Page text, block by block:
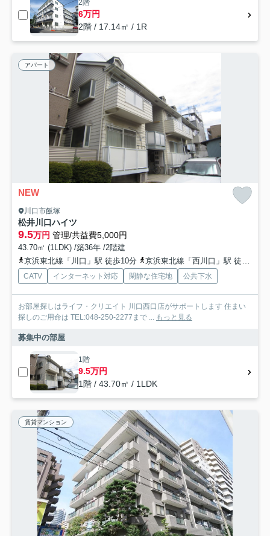
2階
6万円
2階 / 17.14㎡ / 1R
アパート
NEW
川口市飯塚
松井川口ハイツ
9.5万円 管理/共益費5,000円
43.70㎡ (1LDK) /築36年 /2階建
京浜東北線「川口」駅 徒歩10分
京浜東北線「西川口」駅 徒歩27分
CATV インターネット対応 閑静な住宅地 公共下水
お部屋探しはライフ・クリエイト 川口西口店がサポートします 住まい
探しのご用命は TEL:048-250-2277まで ... もっと見る
募集中の部屋
1階
9.5万円
1階 / 43.70㎡ / 1LDK
賃貸マンション